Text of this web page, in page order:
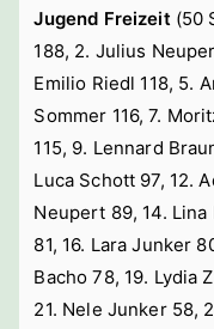
Jugend Freizeit (50
188, 2. Julius
Emilio Riedl 118, 5.
Sommer 116, 7.
115, 9. Lennard
Luca Schott 97, 12.
Neupert 89, 14.
81, 16. Lara Junker
Bacho 78, 19. Lydia
21. Nele Junker 58,